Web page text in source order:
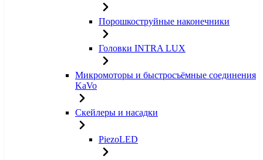
Порошкоструйные наконечники
Головки INTRA LUX
Микромоторы и быстросъёмные соединения
KaVo
Скейлеры и насадки
PiezoLED